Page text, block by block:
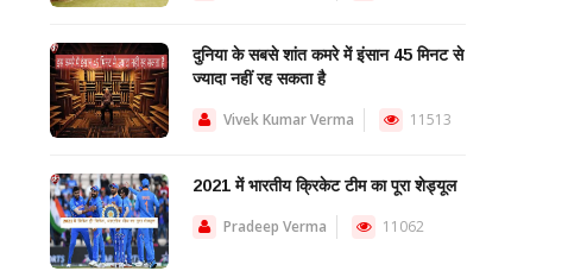
दुनिया के सबसे शांत कमरे में इंसान 45 मिनट से
ज्यादा नहीं रह सकता है
Vivek Kumar Verma 11513
2021 में भारतीय क्रिकेट टीम का पूरा शेड्यूल
Pradeep Verma 11062